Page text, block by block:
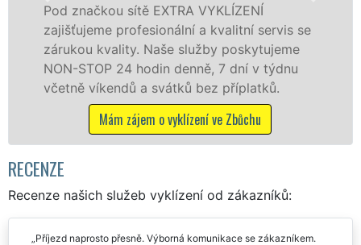
EXTRA VYKLÍZENÍ
a kvalitní servis se
Naše služby poskytujeme
hodin denně, 7 dní v týdnu
a svátků bez příplatků.
o vyklízení ve Zbůchu
jak fyzickým,
zárukou
STOP bez
RECENZE
Recenze našich služeb vyklízení od zákazníků:
Příjezd naprosto přesně. Výborná komunikace se zákazníkem.